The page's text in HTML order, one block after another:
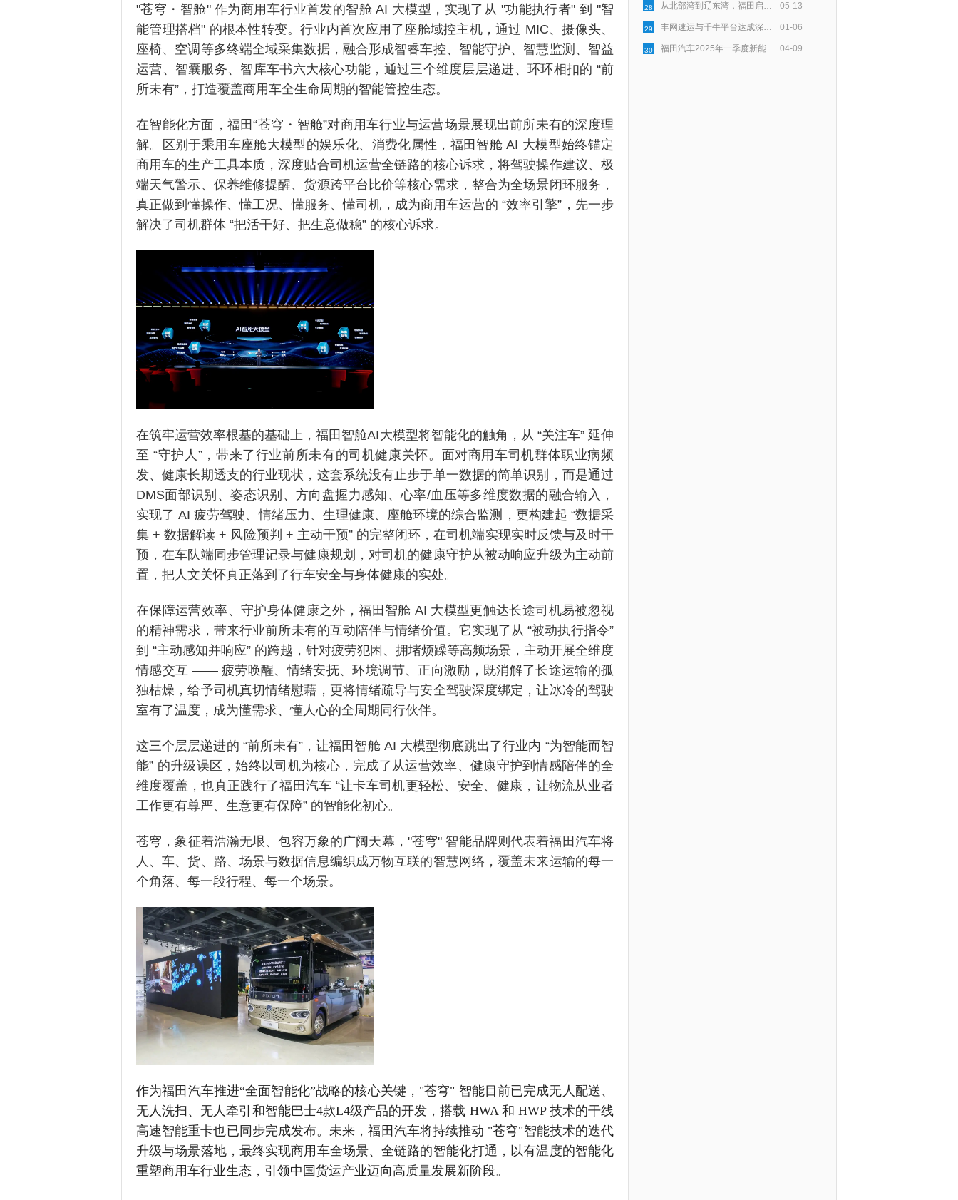
"苍穹・智舱" 作为商用车行业首发的智舱 AI 大模型，实现了从 "功能执行者" 到 "智
能管理搭档" 的根本性转变。行业内首次应用了座舱域控主机，通过 MIC、摄像头、
座椅、空调等多终端全域采集数据，融合形成智睿车控、智能守护、智慧监测、智益
运营、智囊服务、智库车书六大核心功能，通过三个维度层层递进、环环相扣的 “前
所未有”，打造覆盖商用车全生命周期的智能管控生态。
在智能化方面，福田“苍穹・智舱”对商用车行业与运营场景展现出前所未有的深度理
解。区别于乘用车座舱大模型的娱乐化、消费化属性，福田智舱 AI 大模型始终锚定
商用车的生产工具本质，深度贴合司机运营全链路的核心诉求，将驾驶操作建议、极
端天气警示、保养维修提醒、货源跨平台比价等核心需求，整合为全场景闭环服务，
真正做到懂操作、懂工况、懂服务、懂司机，成为商用车运营的 “效率引擎”，先一步
解决了司机群体 “把活干好、把生意做稳” 的核心诉求。
在筑牢运营效率根基的基础上，福田智舱AI大模型将智能化的触角，从 “关注车” 延伸
至 “守护人”，带来了行业前所未有的司机健康关怀。面对商用车司机群体职业病频
发、健康长期透支的行业现状，这套系统没有止步于单一数据的简单识别，而是通过
DMS面部识别、姿态识别、方向盘握力感知、心率/血压等多维度数据的融合输入，
实现了 AI 疲劳驾驶、情绪压力、生理健康、座舱环境的综合监测，更构建起 “数据采
集 + 数据解读 + 风险预判 + 主动干预” 的完整闭环，在司机端实现实时反馈与及时干
预，在车队端同步管理记录与健康规划，对司机的健康守护从被动响应升级为主动前
置，把人文关怀真正落到了行车安全与身体健康的实处。
在保障运营效率、守护身体健康之外，福田智舱 AI 大模型更触达长途司机易被忽视
的精神需求，带来行业前所未有的互动陪伴与情绪价值。它实现了从 “被动执行指令”
到 “主动感知并响应” 的跨越，针对疲劳犯困、拥堵烦躁等高频场景，主动开展全维度
情感交互 —— 疲劳唤醒、情绪安抚、环境调节、正向激励，既消解了长途运输的孤
独枯燥，给予司机真切情绪慰藉，更将情绪疏导与安全驾驶深度绑定，让冰冷的驾驶
室有了温度，成为懂需求、懂人心的全周期同行伙伴。
这三个层层递进的 “前所未有”，让福田智舱 AI 大模型彻底跳出了行业内 “为智能而智
能” 的升级误区，始终以司机为核心，完成了从运营效率、健康守护到情感陪伴的全
维度覆盖，也真正践行了福田汽车 “让卡车司机更轻松、安全、健康，让物流从业者
工作更有尊严、生意更有保障” 的智能化初心。
苍穹，象征着浩瀚无垠、包容万象的广阔天幕，"苍穹" 智能品牌则代表着福田汽车将
人、车、货、路、场景与数据信息编织成万物互联的智慧网络，覆盖未来运输的每一
个角落、每一段行程、每一个场景。
作为福田汽车推进“全面智能化”战略的核心关键，"苍穹" 智能目前已完成无人配送、
无人洗扫、无人牵引和智能巴士4款L4级产品的开发，搭载 HWA 和 HWP 技术的干线
高速智能重卡也已同步完成发布。未来，福田汽车将持续推动 "苍穹"智能技术的迭代
升级与场景落地，最终实现商用车全场景、全链路的智能化打通，以有温度的智能化
重塑商用车行业生态，引领中国货运产业迈向高质量发展新阶段。
05-13
28 从北部湾到辽东湾，福田启明星以用户口碑点亮绿色物流新程
01-06
29 丰网速运与千牛平台达成深度合作，为淘宝天猫商家提供稳定物流服务
04-09
30 福田汽车2025年一季度新能源销量同比大增174.2%，持续领跑新能源市场